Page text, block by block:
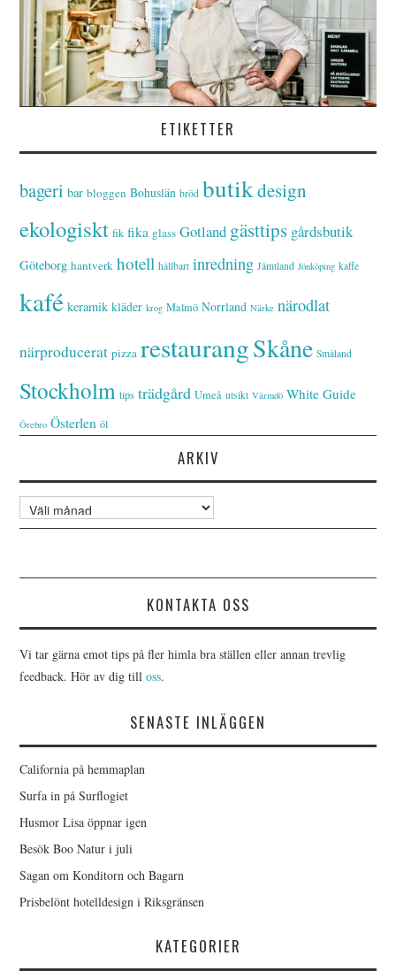
ETIKETTER
bageri bar bloggen Bohuslän bröd butikdesign
ekologiskt fik fika glass Gotland gästtips gårdsbutik
Göteborg hantverk hotell hållbart inredning Jämtland Jönköping kaffe
kafé keramik kläder krog Malmö Norrland Närke närodlat
närproducerat pizza restaurangSkåne Småland
Stockholm tips trädgård Umeå utsikt Värmdö White Guide
Örebro Österlen öl
ARKIV
Arkiv
KONTAKTA OSS
Vi tar gärna emot tips på fler himla bra ställen eller annan trevlig
feedback. Hör av dig tilloss.
SENASTE INLÄGGEN
California på hemmaplan
Surfa in på Surflogiet
Husmor Lisa öppnar igen
Besök Boo Natur i juli
Sagan om Konditorn och Bagarn
Prisbelönt hotelldesign i Riksgränsen
KATEGORIER